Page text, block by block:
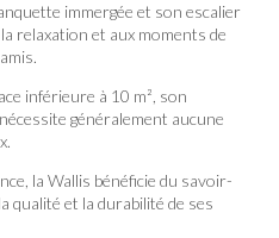
immergée et son escalier
relaxation et aux moments de
inférieure à 10 m², son
généralement aucune
la Wallis bénéficie du savoir-
qualité et la durabilité de ses